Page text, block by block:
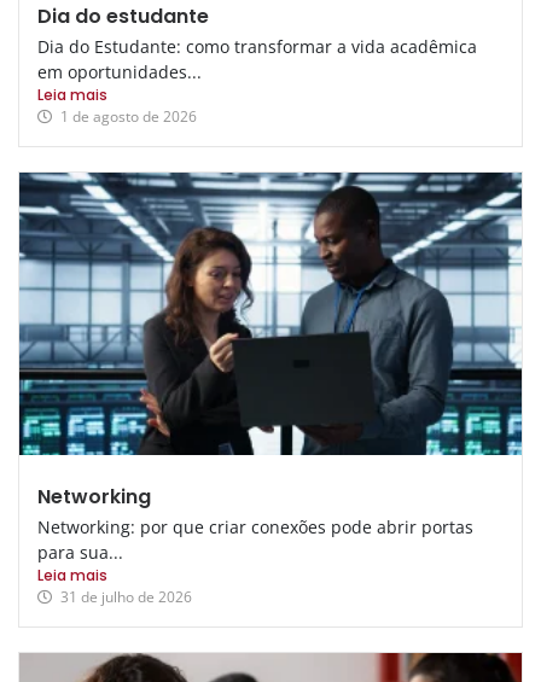
Dia do estudante
Dia do Estudante: como transformar a vida acadêmica
em oportunidades...
Leia mais
1 de agosto de 2026
Networking
Networking: por que criar conexões pode abrir portas
para sua...
Leia mais
31 de julho de 2026